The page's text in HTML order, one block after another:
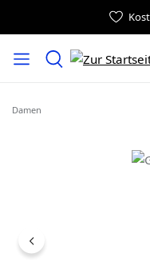
Damen
Bildergalerie